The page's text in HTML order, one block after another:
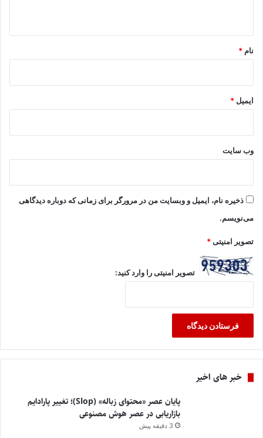
نام *
ایمیل *
وب‌ سایت
ذخیره نام، ایمیل و وبسایت من در مرورگر برای زمانی که دوباره دیدگاهی
می‌نویسم.
تصویر امنیتی*
تصویر امنیتی را وارد کنید:
خبر های اخیر
پایان عصر «محتوای زباله» (Slop)؛ تغییر پارادایم
بازاریابی در عصر هوش مصنوعی
3 دقیقه پیش